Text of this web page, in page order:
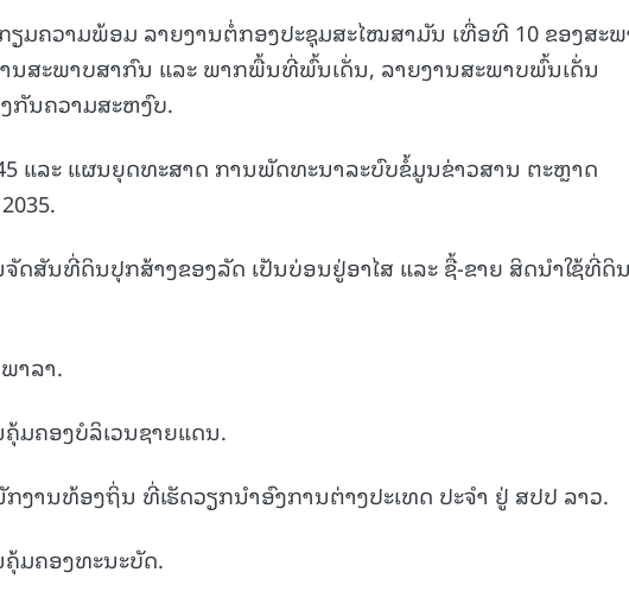
ຽມຄວາມພ້ອມ ລາຍງານຕໍ່ກອງປະຊຸມສະໄໝສາມັນ ເທື່ອທີ 10 ຂອງສະພ
ນສະພາບສາກົນ ແລະ ພາກພື້ນທີ່ພົ້ນເດັ່ນ, ລາຍງານສະພາບພົ້ນເດັ່ນ
ກັນຄວາມສະຫງົບ.
ແລະ ແຜນຍຸດທະສາດ ການພັດທະນາລະບົບຂໍ້ມູນຂ່າວສານ ຕະຫຼາດ
ດສັນທີ່ດິນປຸກສ້າງຂອງລັດ ເປັນບ່ອນຢູ່ອາໄສ ແລະ ຊື້-ຂາຍ ສິດນຳໃຊ້ທີ່ດິນ
າລາ.
ມຄອງບໍລິເວນຊາຍແດນ.
ງານທ້ອງຖິ່ນ ທີ່ເຮັດວຽກນຳອົງການຕ່າງປະເທດ ປະຈຳ ຢູ່ ສປປ ລາວ.
ມຄອງທະນະບັດ.